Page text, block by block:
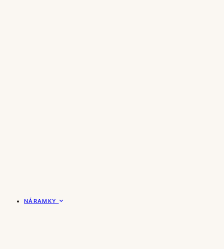
NÁRAMKY